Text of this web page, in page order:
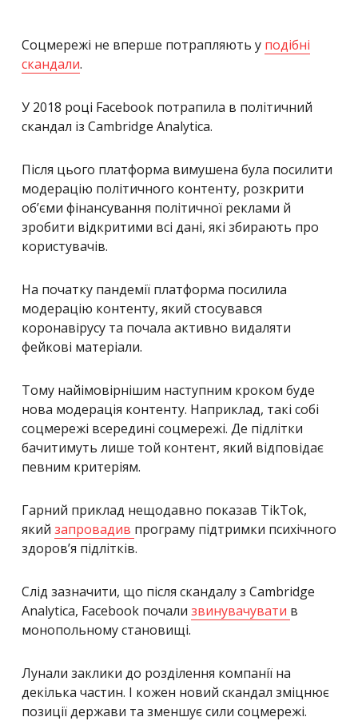
Соцмережі не вперше потрапляють у подібні
скандали.
У 2018 році Facebook потрапила в політичний
скандал із Cambridge Analytica.
Після цього платформа вимушена була посилити
модерацію політичного контенту, розкрити
об’єми фінансування політичної реклами й
зробити відкритими всі дані, які збирають про
користувачів.
На початку пандемії платформа посилила
модерацію контенту, який стосувався
коронавірусу та почала активно видаляти
фейкові матеріали.
Тому найімовірнішим наступним кроком буде
нова модерація контенту. Наприклад, такі собі
соцмережі всередині соцмережі. Де підлітки
бачитимуть лише той контент, який відповідає
певним критеріям.
Гарний приклад нещодавно показав TikTok,
який запровадив програму підтримки психічного
здоров’я підлітків.
Слід зазначити, що після скандалу з Cambridge
Analytica, Facebook почали звинувачувати в
монопольному становищі.
Лунали заклики до розділення компанії на
декілька частин. І кожен новий скандал зміцнює
позиції держави та зменшує сили соцмережі.